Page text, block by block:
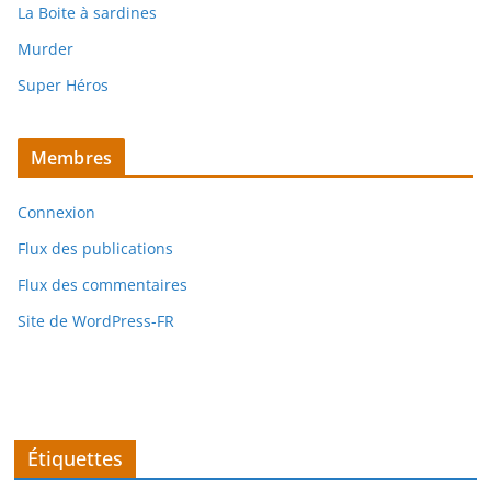
La Boite à sardines
Murder
Super Héros
Membres
Connexion
Flux des publications
Flux des commentaires
Site de WordPress-FR
Étiquettes